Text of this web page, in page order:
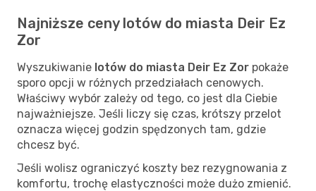
Najniższe ceny lotów do miasta Deir Ez
Zor
Wyszukiwanie lotów do miasta Deir Ez Zor pokaże
sporo opcji w różnych przedziałach cenowych.
Właściwy wybór zależy od tego, co jest dla Ciebie
najważniejsze. Jeśli liczy się czas, krótszy przelot
oznacza więcej godzin spędzonych tam, gdzie
chcesz być.
Jeśli wolisz ograniczyć koszty bez rezygnowania z
komfortu, trochę elastyczności może dużo zmienić.